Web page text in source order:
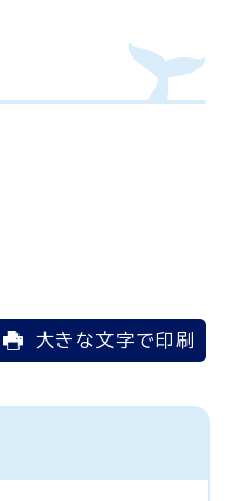
大きな文字で印刷